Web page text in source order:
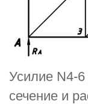
Усилие N4-
сечение и